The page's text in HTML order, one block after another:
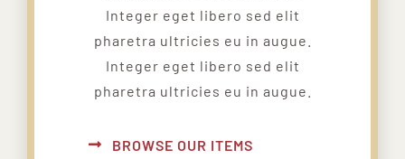
Integer eget libero sed elit
pharetra ultricies eu in augue.
Integer eget libero sed elit
pharetra ultricies eu in augue.
BROWSE OUR ITEMS